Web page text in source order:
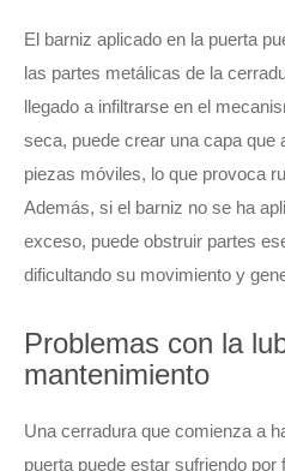
El barniz aplicado en la puerta
las partes metálicas de la
llegado a infiltrarse en el
seca, puede crear una capa que
piezas móviles, lo que provoca
Además, si el barniz no se ha
exceso, puede obstruir partes
dificultando su movimiento y
Problemas con la
mantenimiento
Una cerradura que comienza a
puerta puede estar sufriendo